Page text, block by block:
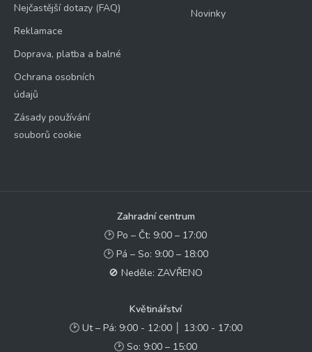
Nejčastější dotazy (FAQ)
Reklamace
Doprava, platba a balné
Ochrana osobních
údajů
Zásady používání
souborů cookie
Novinky
Zahradní centrum
🕑 Po – Čt: 9:00 – 17:00
🕑 Pá – So: 9:00 – 18:00
🚫 Neděle: ZAVŘENO
Květinářství
🕑 Ut – Pá: 9:00 - 12:00 │ 13:00 - 17:00
🕑 So: 9:00 – 15:00